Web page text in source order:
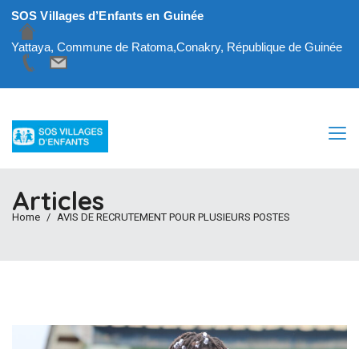
SOS Villages d’Enfants en Guinée
Yattaya, Commune de Ratoma,Conakry, République de Guinée
Articles
Home AVIS DE RECRUTEMENT POUR PLUSIEURS POSTES